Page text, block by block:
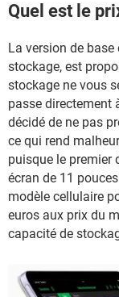
Quel est le
La version de base
stockage, est
stockage ne vous
passe directement
décidé de ne pas
ce qui rend
puisque le premier
écran de 11
modèle cellulaire
euros aux prix du
capacité de